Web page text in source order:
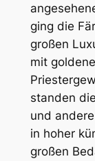
ging die
großen
mit
standen
und
in hoher
großen